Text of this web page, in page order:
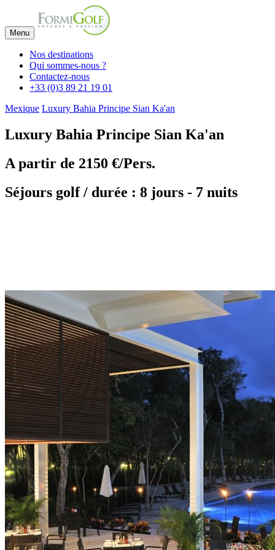
Menu
Nos destinations
Qui sommes-nous ?
Contactez-nous
+33 (0)3 89 21 19 01
Mexique Luxury Bahia Principe Sian Ka'an
Luxury Bahia Principe Sian Ka'an
A partir de 2150 €/Pers.
Séjours golf / durée : 8 jours - 7 nuits